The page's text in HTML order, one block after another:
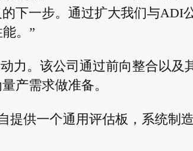
下一步。通过扩大我们与ADI
。”
力。该公司通过前向整合以及
产需求做准备。
提供一个通用评估板，系统制